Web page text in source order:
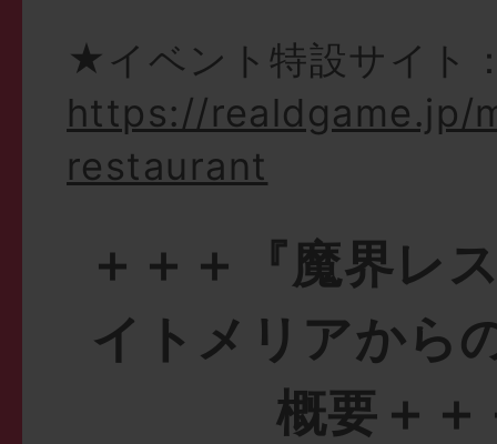
★イベント特設サイト
https://realdgame.jp/
restaurant
＋＋＋『魔界レ
イトメリアから
概要＋＋